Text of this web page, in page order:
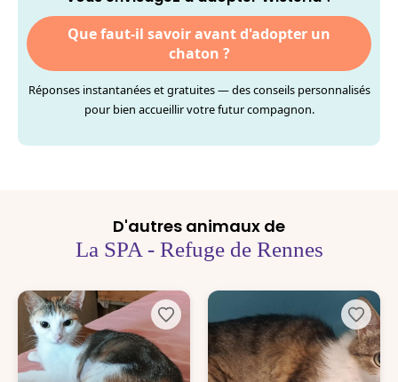
Que faut-il savoir avant d'adopter un
chaton ?
Réponses instantanées et gratuites — des conseils personnalisés
pour bien accueillir votre futur compagnon.
D'autres animaux de
La SPA - Refuge de Rennes